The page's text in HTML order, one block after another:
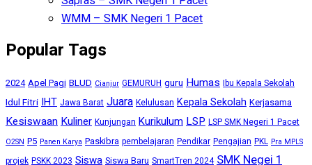
WMM – SMK Negeri 1 Pacet
Popular Tags
2024 Apel Pagi BLUD Cianjur GEMURUH guru Humas Ibu Kepala Sekolah
Idul Fitri IHT Jawa Barat Juara Kelulusan Kepala Sekolah Kerjasama
Kesiswaan Kuliner Kunjungan Kurikulum LSP LSP SMK Negeri 1 Pacet
O2SN P5 Panen Karya Paskibra pembelajaran Pendikar Pengajian PKL Pra MPLS
projek PSKK 2023 Siswa Siswa Baru SmartTren 2024 SMK Negei 1